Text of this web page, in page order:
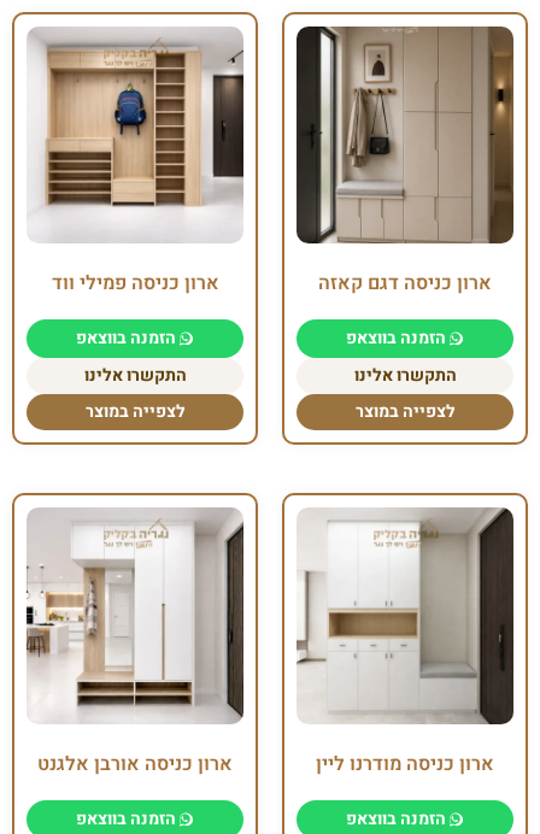
ארון כניסה דגם קאזה
הזמנה בווצאפ
התקשרו אלינו
לצפייה במוצר
ארון כניסה פמילי ווד
הזמנה בווצאפ
התקשרו אלינו
לצפייה במוצר
ארון כניסה מודרנו ליין
הזמנה בווצאפ
ארון כניסה אורבן אלגנט
הזמנה בווצאפ